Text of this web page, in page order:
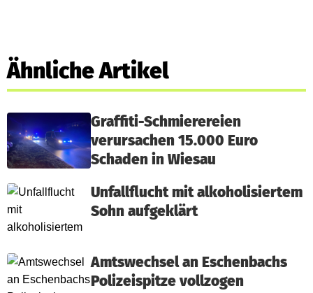
Ähnliche Artikel
Graffiti-Schmierereien
verursachen 15.000 Euro
Schaden in Wiesau
Unfallflucht mit alkoholisiertem
Sohn aufgeklärt
Amtswechsel an Eschenbachs
Polizeispitze vollzogen